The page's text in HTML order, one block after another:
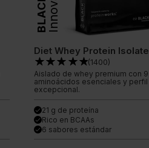
BLACK
Diet Whey Protein Isolate
(1400)
Aislado de whey premium con 9
aminoácidos esenciales y perfil
excepcional.
done21 g de proteína
doneRico en BCAAs
done6 sabores estándar